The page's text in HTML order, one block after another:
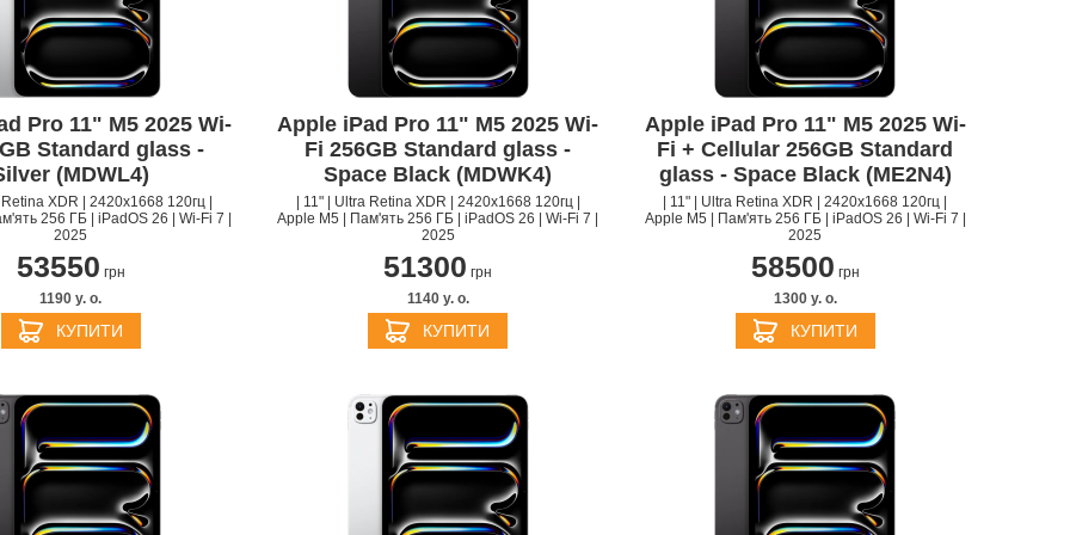
IPHONE 16 PRO APPLE IPHONE 16 PLUS APPLE IPHONE 16
APPLE IPHONE 15 PRO APPLE IPHONE 15 PLUS
APPLE IPHONE 15
2025
APPLE MACBOOK AIR M3
2024
IPAD MINI 7 2024 APPLE IPAD AIR M2 2024
APPLE PENCIL ДЛЯ IPAD
PRO
MAGIC TRACKPAD APPLE HOMEPOD MINI APPLE TV 4K
БЕЗДРОТОВІ ЗАРЯДНІ
ПРИСТРОЇ
АДАПТЕРИ ТА ЗАРЯДКИ
Pro 11" M5 2025 Wi-
Standard glass -
(MDWL4)
Retina XDR | 2420x1668 120гц |
256 ГБ | iPadOS 26 | Wi-Fi 7 |
2025
53550 грн
1190 y. о.
КУПИТИ
Apple iPad Pro 11" M5 2025 Wi-
Fi 256GB Standard glass -
Space Black (MDWK4)
| 11" | Ultra Retina XDR | 2420x1668 120гц |
Apple M5 | Пам'ять 256 ГБ | iPadOS 26 | Wi-Fi 7 |
2025
51300 грн
1140 y. о.
КУПИТИ
Apple iPad Pro 11" M5 2025 Wi-
Fi + Cellular 256GB Standard
glass - Space Black (ME2N4)
| 11" | Ultra Retina XDR | 2420x1668 120гц |
Apple M5 | Пам'ять 256 ГБ | iPadOS 26 | Wi-Fi 7 |
2025
58500 грн
1300 y. о.
КУПИТИ